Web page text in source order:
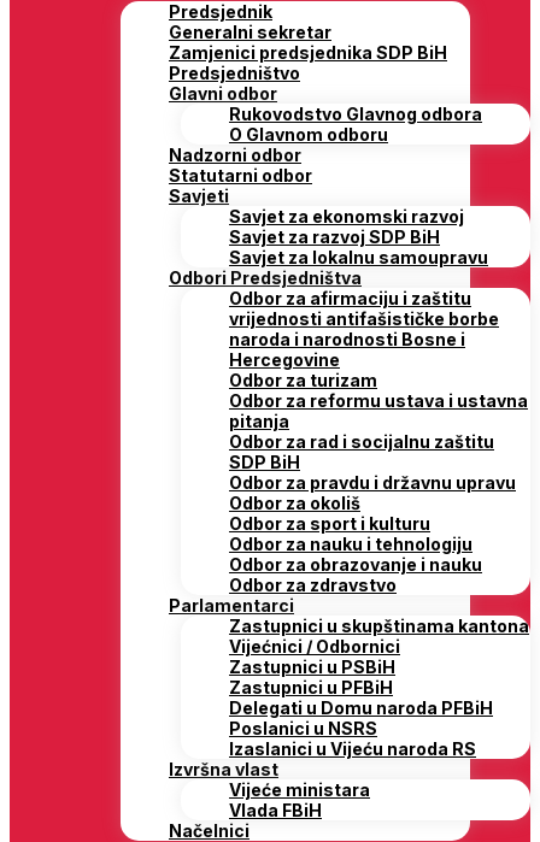
Predsjednik
Generalni sekretar
Zamjenici predsjednika SDP BiH
Predsjedništvo
Glavni odbor
Rukovodstvo Glavnog odbora
O Glavnom odboru
Nadzorni odbor
Statutarni odbor
Savjeti
Savjet za ekonomski razvoj
Savjet za razvoj SDP BiH
Savjet za lokalnu samoupravu
Odbori Predsjedništva
Odbor za afirmaciju i zaštitu
vrijednosti antifašističke borbe
naroda i narodnosti Bosne i
Hercegovine
Odbor za turizam
Odbor za reformu ustava i ustavna
pitanja
Odbor za rad i socijalnu zaštitu
SDP BiH
Odbor za pravdu i državnu upravu
Odbor za okoliš
Odbor za sport i kulturu
Odbor za nauku i tehnologiju
Odbor za obrazovanje i nauku
Odbor za zdravstvo
Parlamentarci
Zastupnici u skupštinama kantona
Vijećnici / Odbornici
Zastupnici u PSBiH
Zastupnici u PFBiH
Delegati u Domu naroda PFBiH
Poslanici u NSRS
Izaslanici u Vijeću naroda RS
Izvršna vlast
Vijeće ministara
Vlada FBiH
Načelnici